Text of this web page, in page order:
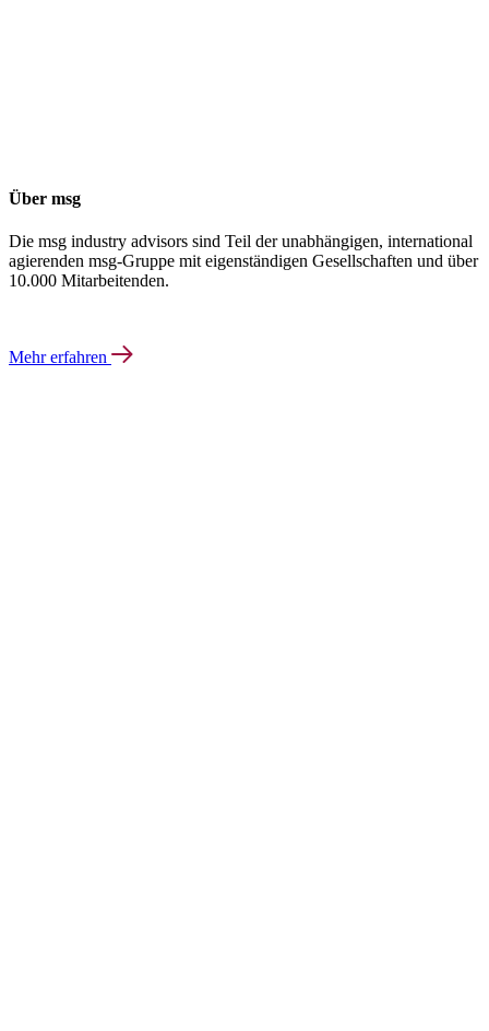
Über msg
Die msg industry advisors sind Teil der unabhängigen, international
agierenden msg-Gruppe mit eigenständigen Gesellschaften und über
10.000 Mitarbeitenden.
Mehr erfahren